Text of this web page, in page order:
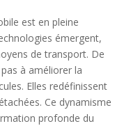
est en pleine
émergent,
de transport. De
à améliorer la
Elles redéfinissent
Ce dynamisme
profonde du